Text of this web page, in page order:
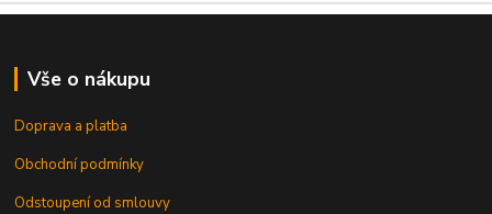
Vše o nákupu
Doprava a platba
Obchodní podmínky
Odstoupení od smlouvy